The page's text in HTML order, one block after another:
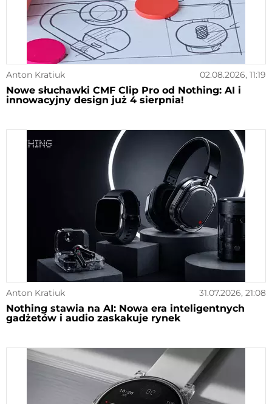
Anton Kratiuk 02.08.2026, 11:19
Nowe słuchawki CMF Clip Pro od Nothing: AI i
innowacyjny design już 4 sierpnia!
Anton Kratiuk 31.07.2026, 21:08
Nothing stawia na AI: Nowa era inteligentnych
gadżetów i audio zaskakuje rynek